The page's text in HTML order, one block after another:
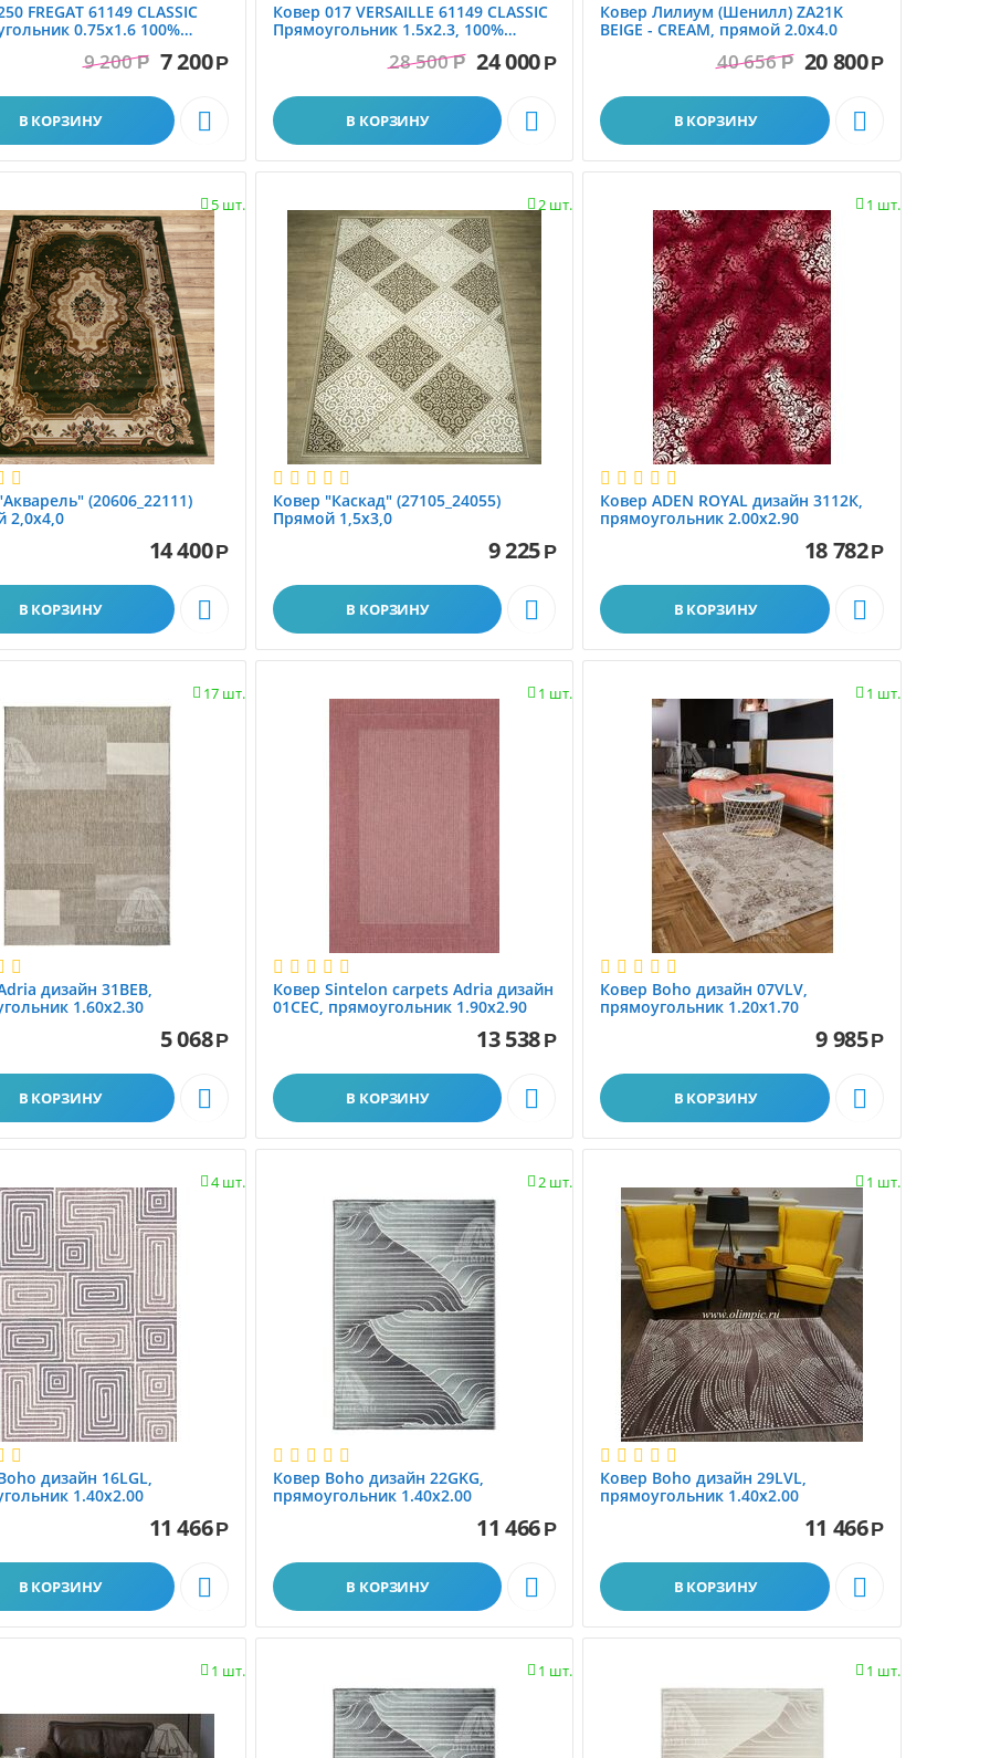
FREGAT 61149 CLASSIC
0.75x1.6 100%
9 200 Р 7 200Р
В КОРЗИНУ 
Ковер 017 VERSAILLE 61149 CLASSIC
Прямоугольник 1.5x2.3, 100%
28 500 Р 24 000 Р
В КОРЗИНУ 
Ковер Лилиум (Шенилл) ZA21K
BEIGE - CREAM, прямой 2.0х4.0
40 656 Р 20 800Р
В КОРЗИНУ 
5 шт.

(20606_22111)
2,0х4,0
14 400Р
В КОРЗИНУ 
2 шт.

Ковер "Каскад" (27105_24055)
Прямой 1,5х3,0
9 225 Р
В КОРЗИНУ 
1 шт.

Ковер ADEN ROYAL дизайн 3112К,
прямоугольник 2.00x2.90
18 782Р
В КОРЗИНУ 
17 шт.

дизайн 31BEB,
1.60x2.30
5 068Р
В КОРЗИНУ 
1 шт.

Ковер Sintelon carpets Adria дизайн
01CEC, прямоугольник 1.90x2.90
13 538 Р
В КОРЗИНУ 
1 шт.

Ковер Boho дизайн 07VLV,
прямоугольник 1.20x1.70
9 985Р
В КОРЗИНУ 
4 шт.

дизайн 16LGL,
1.40x2.00
11 466Р
В КОРЗИНУ 
2 шт.

Ковер Boho дизайн 22GKG,
прямоугольник 1.40x2.00
11 466 Р
В КОРЗИНУ 
1 шт.

Ковер Boho дизайн 29LVL,
прямоугольник 1.40x2.00
11 466Р
В КОРЗИНУ 
1 шт.
 1 шт.
 1 шт.
